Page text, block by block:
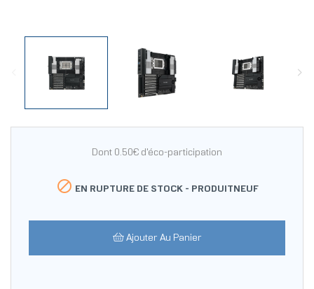
Dont 0.50€ d'éco-participation
 EN RUPTURE DE STOCK - PRODUITNEUF
Ajouter Au Panier